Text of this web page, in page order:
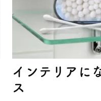
インテリアに
ス